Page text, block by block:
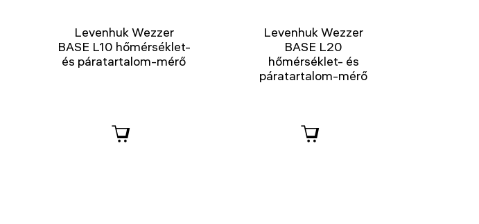
Levenhuk Wezzer
BASE L10 hőmérséklet-
és páratartalom-mérő
Levenhuk Wezzer
BASE L20
hőmérséklet- és
páratartalom-mérő